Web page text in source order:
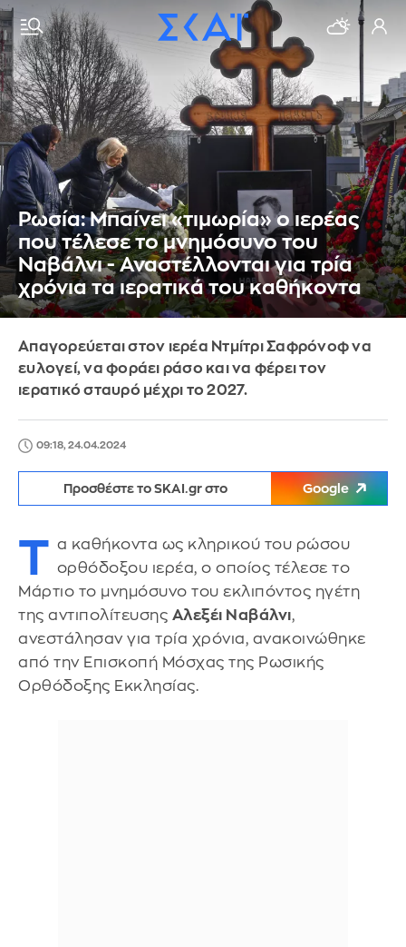
Ρωσία: Μπαίνει «τιμωρία» ο ιερέας
που τέλεσε το μνημόσυνο του
Ναβάλνι - Αναστέλλονται για τρία
χρόνια τα ιερατικά του καθήκοντα
Απαγορεύεται στον ιερέα Ντμίτρι Σαφρόνοφ να
ευλογεί, να φοράει ράσο και να φέρει τον
ιερατικό σταυρό μέχρι το 2027.
09:18, 24.04.2024
Προσθέστε το SKAI.gr στο Google
Τ α καθήκοντα ως κληρικού του ρώσου
ορθόδοξου ιερέα, ο οποίος τέλεσε το
Μάρτιο το μνημόσυνο του εκλιπόντος ηγέτη
της αντιπολίτευσης Αλεξέι Ναβάλνι,
ανεστάλησαν για τρία χρόνια, ανακοινώθηκε
από την Επισκοπή Μόσχας της Ρωσικής
Ορθόδοξης Εκκλησίας.